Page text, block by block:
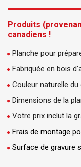
Produits
canadiens !
Planche pour
Fabriquée en bois
Couleur naturelle du
Dimensions de la
Votre prix inclut la
Frais de montage
Surface de gravure